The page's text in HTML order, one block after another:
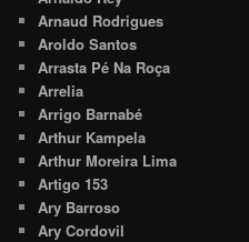
Arnaud Rodrigues
Aroldo Santos
Arrasta Pé Na Roça
Arrelia
Arrigo Barnabé
Arthur Kampela
Arthur Moreira Lima
Artigo 153
Ary Barroso
Ary Cordovil